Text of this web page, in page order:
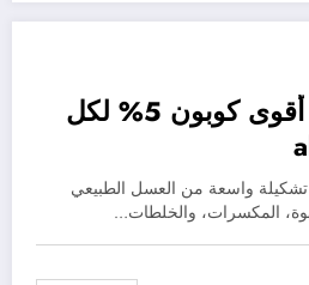
كود خصم الحواج أقوى كوبون 5% لكل
يقدم متجر الحواج alhawwaj تشكيلة واسعة من العسل الطبيعي